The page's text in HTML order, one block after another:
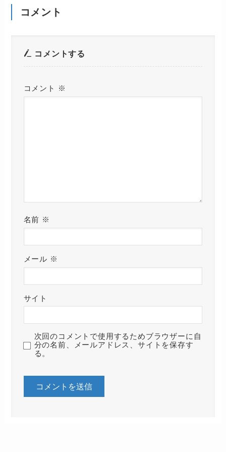
コメント
コメントする
コメント ※
名前 ※
メール ※
サイト
次回のコメントで使用するためブラウザーに自
分の名前、メールアドレス、サイトを保存す
る。